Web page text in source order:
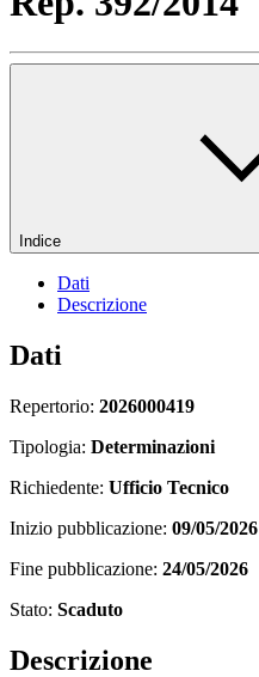
Indice
Dati
Descrizione
Dati
Repertorio: 2026000419
Tipologia: Determinazioni
Richiedente: Ufficio Tecnico
Inizio pubblicazione: 09/05/2026
Fine pubblicazione: 24/05/2026
Stato: Scaduto
Descrizione